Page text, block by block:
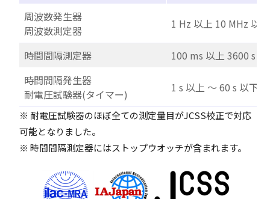
周波数発生器
周波数測定器
1 Hz 以上 10 MHz 以下
時間間隔測定器
100 ms 以上 3600 s
時間間隔発生器
耐電圧試験器(タイマー)
1 s 以上 ～ 60 s 以下
※ 耐電圧試験器のほぼ全ての測定量目がJCSS校正で対応
可能となりました。
※ 時間間隔測定器にはストップウオッチが含まれます。